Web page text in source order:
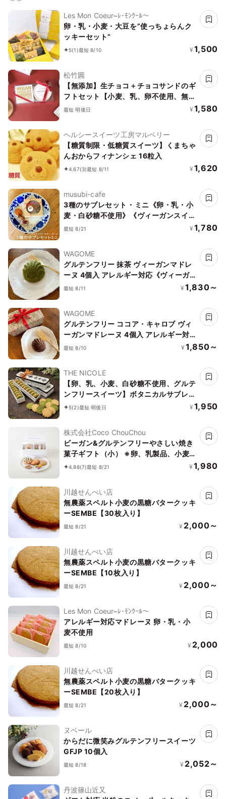
Les Mon Coeur~ﾚ･ﾓﾝｸｰﾙ〜
卵・乳・小麦・大豆を”使っちょらんク
ッキーセット”
5(1)最短 8/10 ¥ 1,500
松竹圓
【無添加】生チョコ＋チョコサンドのギ
フトセット【小麦、乳、卵不使用、無添
加、有機】
最短 明後日 ¥ 1,580
ヘルシースイーツ工房マルベリー
【糖質制限・低糖質スイーツ】くまちゃ
んおからフィナンシェ 16粒入
4.67(3)最短 8/11 ¥ 1,620
musubi-cafe
3種のサブレセット・ミニ《卵・乳・小
麦・白砂糖不使用》《ヴィーガンスイー
ツ》《グルテンフリー》《アレルギー配
最短 8/21 ¥ 1,780
WAGOME
グルテンフリー 抹茶 ヴィーガンマドレ
ーヌ 4個入 アレルギー対応《ヴィーガ
ンスイーツ》《グルテンフリー》
最短 8/11 ¥ 1,830～
WAGOME
グルテンフリー ココア・キャロブ ヴィ
ーガンマドレーヌ 4個入 アレルギー対
応《ヴィーガンスイーツ》《グルテンフ
最短 8/10 ¥ 1,850～
THE NICOLE
【卵、乳、小麦、白砂糖不使用、グルテ
ンフリースイーツ】ボタニカルサブレ
京抹茶、黒糖バニラサブレ缶 2種アソー
5(2)最短 明後日 ¥ 1,950
株式会社Coco ChouChou
ビーガン&グルテンフリーやさしい焼き
菓子ギフト（小） ※卵、乳製品、小麦
粉、白砂糖不使用 《ヴィーガンスイー
4.86(7)最短 8/21 ¥ 1,980
川越せんべい店
無農薬スペルト小麦の黒糖バタークッキ
ーSEMBE【30枚入り】
最短 8/21 ¥ 2,000～
川越せんべい店
無農薬スペルト小麦の黒糖バタークッキ
ーSEMBE【10枚入り】
最短 8/21 ¥ 2,000～
Les Mon Coeur~ﾚ･ﾓﾝｸｰﾙ〜
アレルギー対応マドレーヌ 卵・乳・小
麦不使用
最短 8/10 ¥ 2,000
川越せんべい店
無農薬スペルト小麦の黒糖バタークッキ
ーSEMBE【20枚入り】
最短 8/21 ¥ 2,000～
ヌベール
からだに微笑みグルテンフリースイーツ
GFJP 10個入
最短 8/18 ¥ 2,052～
丹波篠山近又